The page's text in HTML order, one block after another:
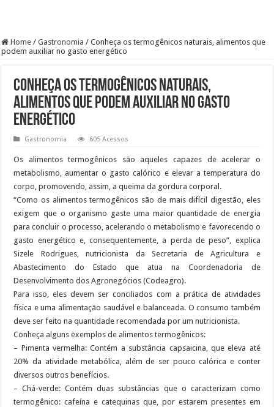
Home / Gastronomia / Conheça os termogênicos naturais, alimentos que
podem auxiliar no gasto energético
Conheça os termogênicos naturais,
alimentos que podem auxiliar no gasto
energético
Gastronomia 605 Acessos
Os alimentos termogênicos são aqueles capazes de acelerar o
metabolismo, aumentar o gasto calórico e elevar a temperatura do
corpo, promovendo, assim, a queima da gordura corporal.
“Como os alimentos termogênicos são de mais difícil digestão, eles
exigem que o organismo gaste uma maior quantidade de energia
para concluir o processo, acelerando o metabolismo e favorecendo o
gasto energético e, consequentemente, a perda de peso”, explica
Sizele Rodrigues, nutricionista da Secretaria de Agricultura e
Abastecimento do Estado que atua na Coordenadoria de
Desenvolvimento dos Agronegócios (Codeagro).
Para isso, eles devem ser conciliados com a prática de atividades
física e uma alimentação saudável e balanceada. O consumo também
deve ser feito na quantidade recomendada por um nutricionista.
Conheça alguns exemplos de alimentos termogênicos:
– Pimenta vermelha: Contém a substância capsaicina, que eleva até
20% da atividade metabólica, além de ser pouco calórica e conter
diversos outros benefícios.
– Chá-verde: Contém duas substâncias que o caracterizam como
termogênico: cafeína e catequinas que, por estarem presentes em